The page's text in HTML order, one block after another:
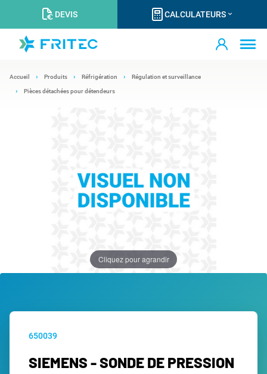
DEVIS CALCULATEURS
Accueil Produits Réfrigération Régulation et surveillance
Pièces détachées pour détendeurs
Cliquez pour agrandir
650039
SIEMENS - SONDE DE PRESSION